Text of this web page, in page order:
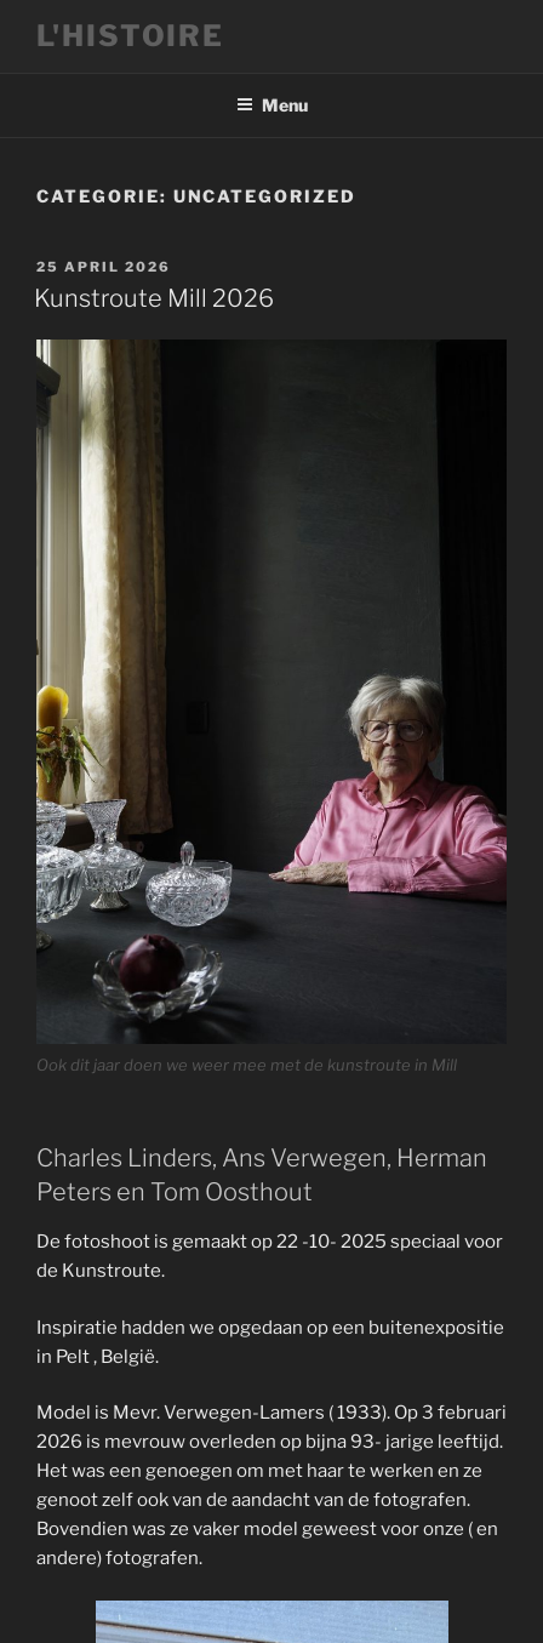
L'HISTOIRE
Menu
CATEGORIE: UNCATEGORIZED
GEPLAATST
OP
25 APRIL 2026
Kunstroute Mill 2026
Ook dit jaar doen we weer mee met de kunstroute in Mill
Charles Linders, Ans Verwegen, Herman
Peters en Tom Oosthout
De fotoshoot is gemaakt op 22 -10- 2025 speciaal voor
de Kunstroute.
Inspiratie hadden we opgedaan op een buitenexpositie
in Pelt , België.
Model is Mevr. Verwegen-Lamers ( 1933). Op 3 februari
2026 is mevrouw overleden op bijna 93- jarige leeftijd.
Het was een genoegen om met haar te werken en ze
genoot zelf ook van de aandacht van de fotografen.
Bovendien was ze vaker model geweest voor onze ( en
andere) fotografen.